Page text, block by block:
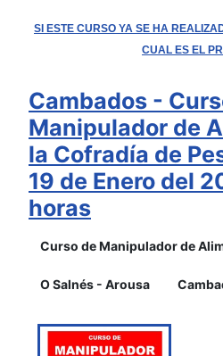
SI ESTE CURSO YA SE HA
CUAL ES EL
Cambados -
Manipulador de
la Cofradía de
19 de Enero del
horas
Curso de Manipulador de
O Salnés - Arousa